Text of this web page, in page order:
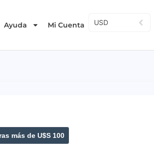
Ayuda Mi Cuenta USD
más de U$S 100